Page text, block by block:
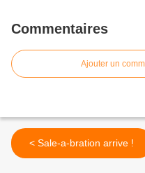
Commentaires
Ajouter un
< Sale-a-bration arrive !